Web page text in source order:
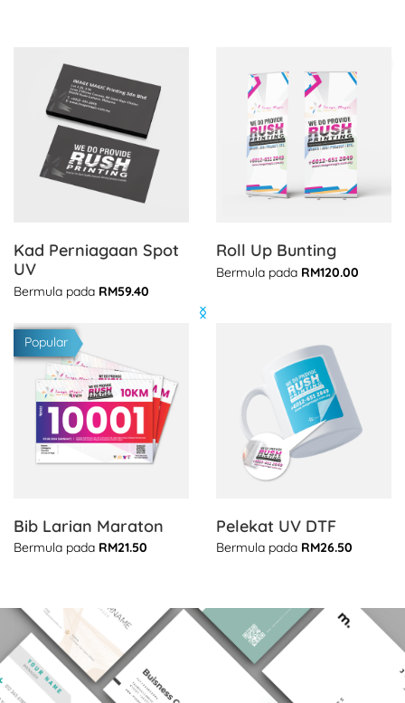
Kad Perniagaan Spot
UV
Bermula pada RM59.40
Roll Up Bunting
Bermula pada RM120.00
Popular
Bib Larian Maraton
Bermula pada RM21.50
Lihat butiran Bib Larian Maraton
Pelekat UV DTF
Bermula pada RM26.50